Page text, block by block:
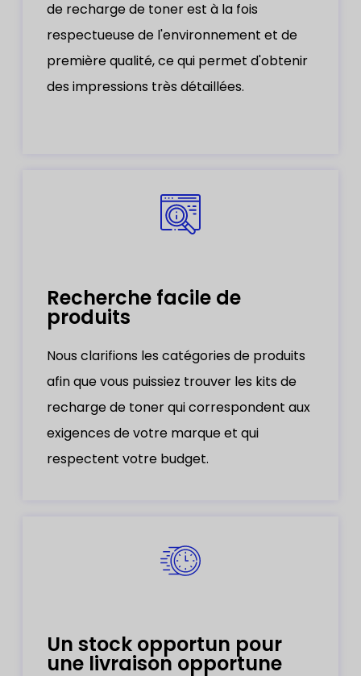
de recharge de toner est à la fois
respectueuse de l'environnement et de
première qualité, ce qui permet d'obtenir
des impressions très détaillées.
Recherche facile de
produits
Nous clarifions les catégories de produits
afin que vous puissiez trouver les kits de
recharge de toner qui correspondent aux
exigences de votre marque et qui
respectent votre budget.
Un stock opportun pour
une livraison opportune